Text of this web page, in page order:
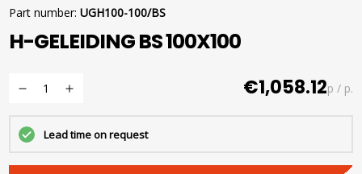
Part number: UGH100-100/BS
H-GELEIDING BS 100X100
€1,058.12p / p.
Lead time on request